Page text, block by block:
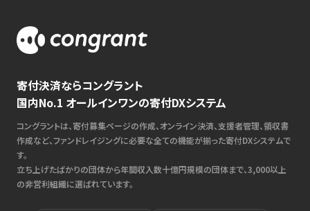
寄付決済ならコングラント
国内No.1 オールインワンの寄付DXシステム
コングラントは、寄付募集ページの作成、オンライン決済、支援者管理、領収書
作成など、ファンドレイジングに必要な全ての機能が揃った寄付DXシステムで
す。
立ち上げたばかりの団体から年間収入数十億円規模の団体まで、3,000以上
の非営利組織に選ばれています。